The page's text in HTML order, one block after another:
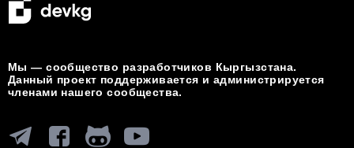
Мы — сообщество разработчиков Кыргызстана.
Данный проект поддерживается и администрируется
членами нашего сообщества.